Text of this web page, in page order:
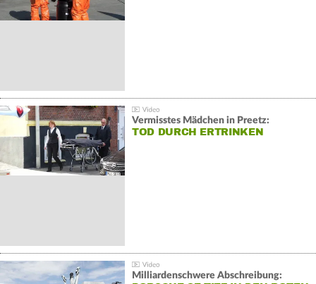
Vermisstes Mädchen in Preetz:
TOD DURCH ERTRINKEN
Milliardenschwere Abschreibung: